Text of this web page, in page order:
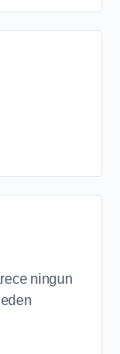
ningun